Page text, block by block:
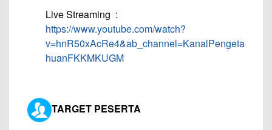
Live Streaming :
https://www.youtube.com/watch?
v=hnR50xAcRe4&ab_channel=KanalPengeta
huanFKKMKUGM
TARGET PESERTA